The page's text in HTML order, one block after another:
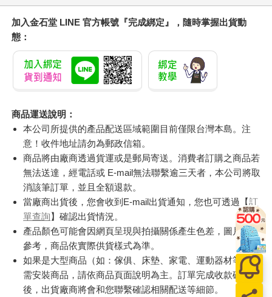
加入金石堂 LINE 官方帳號『完成綁定』，隨時掌握出貨動
態：
商品運送說明：
本公司所提供的產品配送區域範圍目前僅限台灣本島。注
意！收件地址請勿為郵政信箱。
商品將由廠商透過貨運或是郵局寄送。消費者訂購之商品若
無法送達，經電話或 E-mail無法聯繫逾三天者，本公司將取
消該筆訂單，並且全額退款。
當廠商出貨後，您會收到E-mail出貨通知，您也可透過【訂
單查詢】確認出貨情況。
產品顏色可能會因網頁呈現與拍攝關係產生色差，圖片僅供
參考，商品依實際供貨樣式為準。
如果是大型商品（如：傢俱、床墊、家電、運動器材等）及
需安裝商品，請依商品頁面說明為主。訂單完成收款確認
後，出貨廠商將會和您聯繫確認相關配送等細節。